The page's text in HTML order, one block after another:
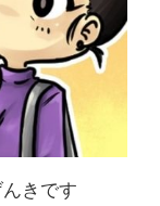
きです